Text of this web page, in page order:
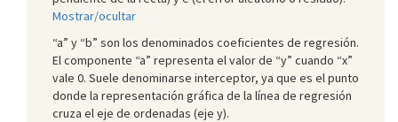
Mostrar/ocultar
“a” y “b” son los denominados coeficientes de regresión.
El componente “a” representa el valor de “y” cuando “x”
vale 0. Suele denominarse interceptor, ya que es el punto
donde la representación gráfica de la línea de regresión
cruza el eje de ordenadas (eje y).